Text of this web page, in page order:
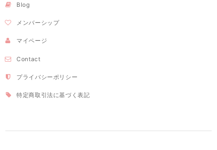
Blog
メンバーシップ
マイページ
Contact
プライバシーポリシー
特定商取引法に基づく表記